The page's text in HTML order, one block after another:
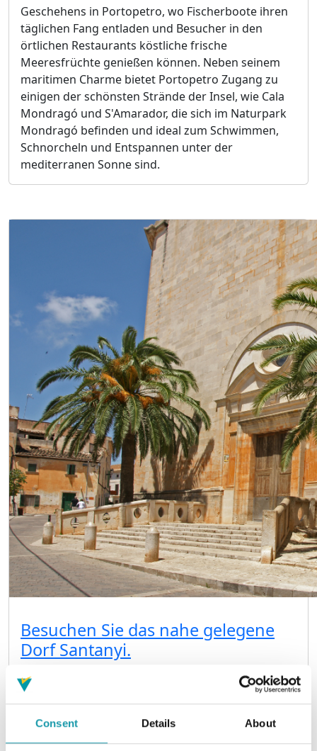
Consent Details About
Geschehens in Portopetro, wo Fischerboote ihren
täglichen Fang entladen und Besucher in den
örtlichen Restaurants köstliche frische
Meeresfrüchte genießen können. Neben seinem
maritimen Charme bietet Portopetro Zugang zu
einigen der schönsten Strände der Insel, wie Cala
Mondragó und S'Amarador, die sich im Naturpark
Mondragó befinden und ideal zum Schwimmen,
Schnorcheln und Entspannen unter der
mediterranen Sonne sind.
Besuchen Sie das nahe gelegene
Dorf Santanyi.
Santanyí, im Südosten von Mallorca gelegen, ist ein
charmantes mittelalterliches Dorf, das für seine
ruhige Atmosphäre und natürliche Schönheit
bekannt ist. Besonders hervorzuheben sind die
gepflasterten Straßen, die Steinhäuser und die